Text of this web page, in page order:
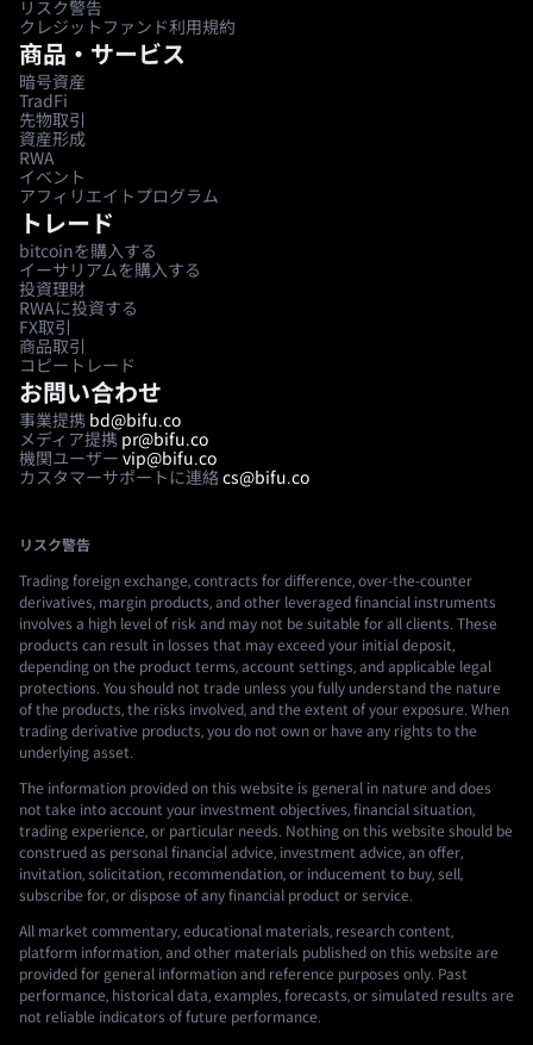
リスク警告
クレジットファンド利用規約
商品・サービス
暗号資産
TradFi
先物取引
資産形成
RWA
イベント
アフィリエイトプログラム
トレード
bitcoinを購入する
イーサリアムを購入する
投資理財
RWAに投資する
FX取引
商品取引
コピートレード
お問い合わせ
事業提携 bd@bifu.co
メディア提携 pr@bifu.co
機関ユーザー vip@bifu.co
カスタマーサポートに連絡cs@bifu.co
リスク警告
Trading foreign exchange, contracts for difference, over-the-counter
derivatives, margin products, and other leveraged financial instruments
involves a high level of risk and may not be suitable for all clients. These
products can result in losses that may exceed your initial deposit,
depending on the product terms, account settings, and applicable legal
protections. You should not trade unless you fully understand the nature
of the products, the risks involved, and the extent of your exposure. When
trading derivative products, you do not own or have any rights to the
underlying asset.
The information provided on this website is general in nature and does
not take into account your investment objectives, financial situation,
trading experience, or particular needs. Nothing on this website should be
construed as personal financial advice, investment advice, an offer,
invitation, solicitation, recommendation, or inducement to buy, sell,
subscribe for, or dispose of any financial product or service.
All market commentary, educational materials, research content,
platform information, and other materials published on this website are
provided for general information and reference purposes only. Past
performance, historical data, examples, forecasts, or simulated results are
not reliable indicators of future performance.